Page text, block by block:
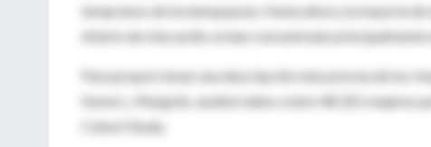
tempranos de la menopausia. Hasta ahora, la mayoría
infarto de miocardio se han concentrado principalmente
Para proporcionar una descripción más precisa de los
Karen L. Margolis, analizó datos sobre 48.321 mujeres
Cohort Study.